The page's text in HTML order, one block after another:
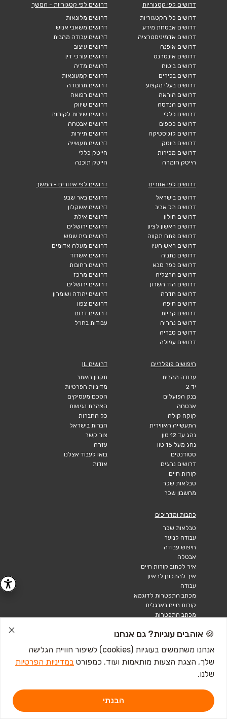
דרושים לפי קטגוריות
דרושים כל הקטגוריות
דרושים אבטחת מידע
דרושים אדמיניסטרציה
דרושים אופנה
דרושים אינטרנט
דרושים ביטוח
דרושים בכירים
דרושים בעלי מקצוע
דרושים הוראה
דרושים הנדסה
דרושים כללי
דרושים כספים
דרושים לוגיסטיקה
דרושים ביוטק
דרושים מכירות
הייטק חומרה
דרושים לפי קטגוריות - המשך
דרושים מלונאות
דרושים משאבי אנוש
דרושים עבודה מהבית
דרושים עיצוב
דרושים עורכי דין
דרושים מדיה
דרושים קמעונאות
דרושים תחבורה
דרושים רפואה
דרושים שיווק
דרושים שירות לקוחות
דרושים אבטחה
דרושים תיירות
דרושים תעשייה
הייטק כללי
הייטק תוכנה
דרושים לפי אזורים
דרושים בישראל
דרושים תל אביב
דרושים חולון
דרושים ראשון לציון
דרושים פתח תקווה
דרושים ראש העין
דרושים נתניה
דרושים כפר סבא
דרושים הרצליה
דרושים הוד השרון
דרושים חדרה
דרושים חיפה
דרושים קריות
דרושים נהריה
דרושים טבריה
דרושים עפולה
דרושים לפי איזורים - המשך
דרושים באר שבע
דרושים אשקלון
דרושים אילת
דרושים ירושלים
דרושים בית שמש
דרושים מעלה אדומים
דרושים אשדוד
דרושים רחובות
דרושים מרכז
דרושים ירושלים
דרושים יהודה ושומרון
דרושים צפון
דרושים דרום
עבודות בחו"ל
חיפושים פופלריים
עבודה מהבית
יד 2
בנק הפועלים
אבטחה
קוקה קולה
התעשייה האווירית
נהג עד 12 טון
נהג מעל 15 טון
סטודנטים
דרושים נהגים
קורות חיים
טבלאות שכר
מחשבון שכר
דרושים IL
תקנון האתר
מדיניות הפרטיות
הסכם מעסיקים
הצהרת נגישות
כל החברות
חברות בישראל
צור קשר
עזרה
בואו לעבוד אצלנו
אודות
כתבות ומדריכים
טבלאות שכר
עבודה לנוער
חיפוש עבודה
אבטלה
איך לכתוב קורות חיים
איך להתכונן לראיון
עבודה
מכתב התפטרות לדוגמא
קורות חיים באנגלית
מכתב התפטרות
אתר זה מוגן באמצעות Google reCAPTCHA ומחוייב ל- מדיניות הפרטיותוכןתנאי השירותשל Google
🍪 אוהבים עוגיות? גם אנחנו
אנחנו משתמשים בעוגיות (cookies) לשיפור חוויית הגלישה
שלך, הצגת הצעות מותאמות ועוד. כמפורט במדיניות הפרטיות
שלנו.
הבנתי